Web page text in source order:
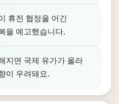
휴전 협정을 어긴
을 예고했습니다.
지면 국제 유가가 올라
이 우려돼요.